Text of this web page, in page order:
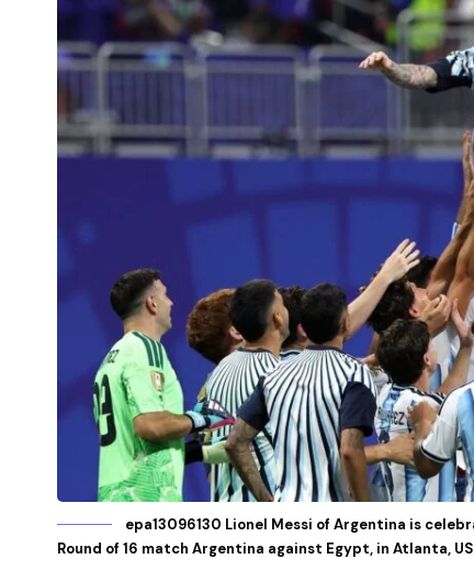
epa13096130 Lionel Messi of Argentina is
Round of 16 match Argentina against Egypt, in Atlanta,